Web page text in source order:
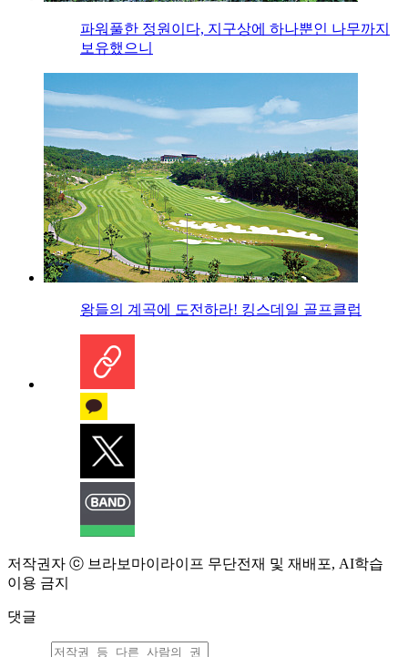
파워풀한 정원이다, 지구상에 하나뿐인 나무까지
보유했으니
왕들의 계곡에 도전하라! 킹스데일 골프클럽
저작권자 ⓒ 브라보마이라이프 무단전재 및 재배포, AI학습
이용 금지
댓글